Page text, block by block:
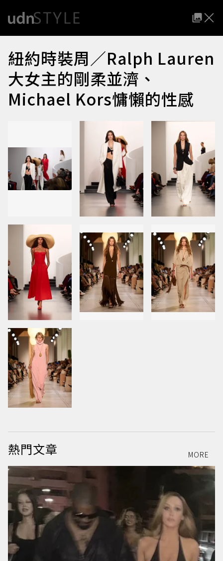
紐約時裝周／Ralph Lauren
大女主的剛柔並濟、
Michael Kors慵懶的性感
熱門文章 MORE